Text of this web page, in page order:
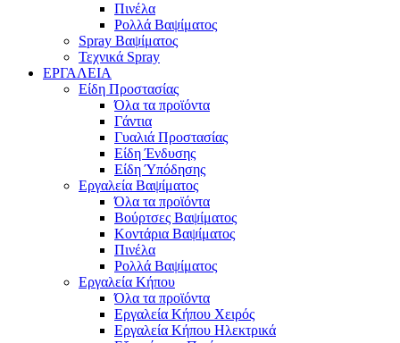
Πινέλα
Ρολλά Βαψίματος
Spray Βαψίματος
Τεχνικά Spray
ΕΡΓΑΛΕΙΑ
Είδη Προστασίας
Όλα τα προϊόντα
Γάντια
Γυαλιά Προστασίας
Είδη Ένδυσης
Είδη Ύπόδησης
Εργαλεία Βαψίματος
Όλα τα προϊόντα
Βούρτσες Βαψίματος
Κοντάρια Βαψίματος
Πινέλα
Ρολλά Βαψίματος
Εργαλεία Κήπου
Όλα τα προϊόντα
Εργαλεία Κήπου Χειρός
Εργαλεία Κήπου Ηλεκτρικά